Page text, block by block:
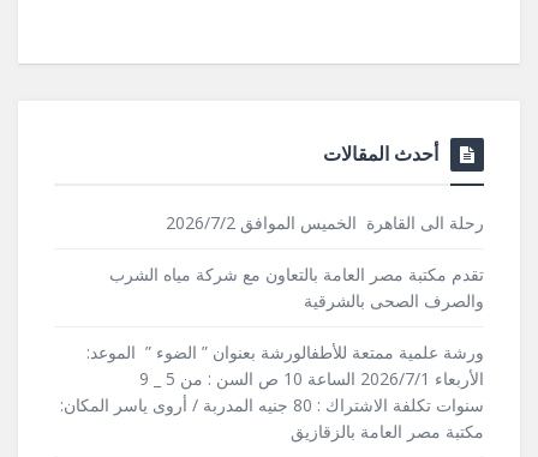
أحدث المقالات
رحلة الى القاهرة الخميس الموافق 2026/7/2
تقدم مكتبة مصر العامة بالتعاون مع شركة مياه الشرب
والصرف الصحى بالشرقية
ورشة علمية ممتعة للأطفالورشة بعنوان ” الضوء ” الموعد:
الأربعاء 2026/7/1 الساعة 10 ص السن : من 5 _ 9
سنوات تكلفة الاشتراك : 80 جنيه المدربة / أروى ياسر المكان:
مكتبة مصر العامة بالزقازيق